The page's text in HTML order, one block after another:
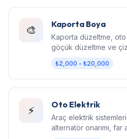
🎨 Kaporta Boya
Kaporta düzeltme,
göçük düzeltme ve
₺2,000 - ₺20,000
⚡ Oto Elektrik
Araç elektrik
alternatör onarımı, far